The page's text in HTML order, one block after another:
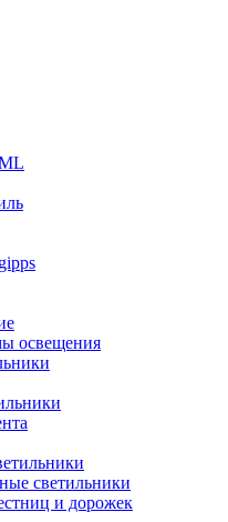
освещения
светильники
и дорожек